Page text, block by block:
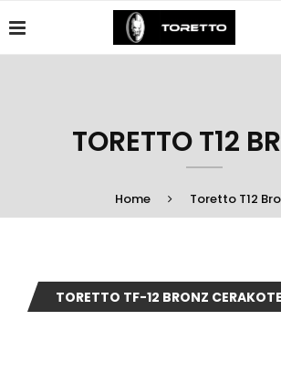
TORETTO T12
Home Toretto T12
TORETTO TF-12 BRONZ CERAKOTE